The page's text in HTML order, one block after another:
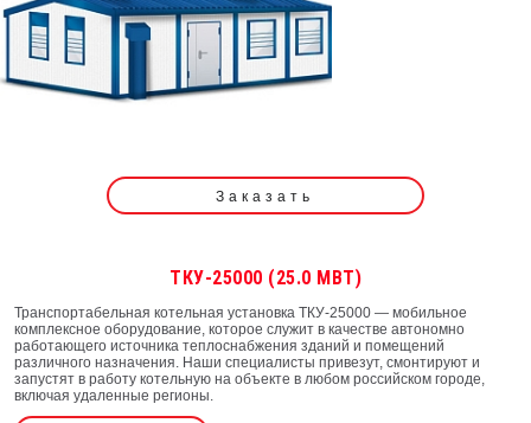
Заказать
ТКУ-25000 (25.0 МВТ)
Транспортабельная котельная установка ТКУ-25000 — мобильное
комплексное оборудование, которое служит в качестве автономно
работающего источника теплоснабжения зданий и помещений
различного назначения. Наши специалисты привезут, смонтируют и
запустят в работу котельную на объекте в любом российском городе,
включая удаленные регионы.